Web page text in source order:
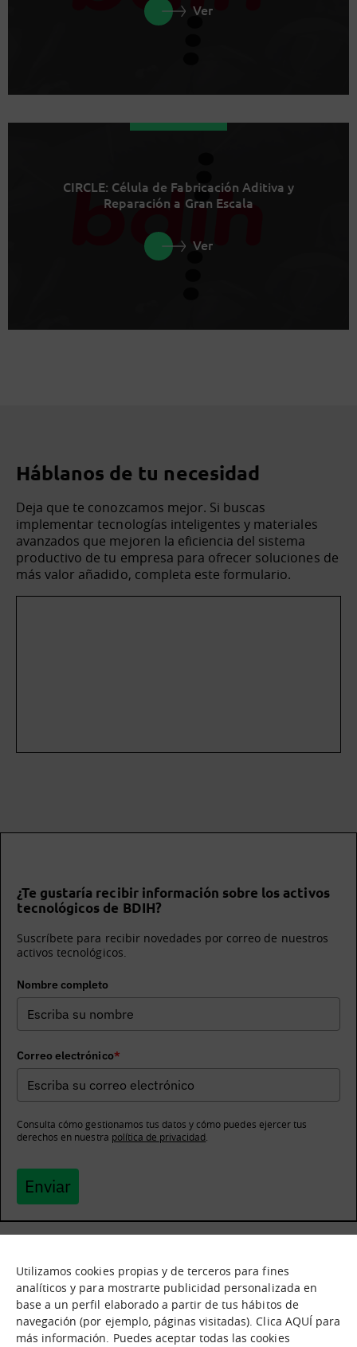
Utilizamos cookies propias y de terceros para fines
analíticos y para mostrarte publicidad personalizada en
base a un perfil elaborado a partir de tus hábitos de
navegación (por ejemplo, páginas visitadas). Clica AQUÍ para
más información. Puedes aceptar todas las cookies
Ver
CIRCLE: Célula de Fabricación Aditiva y
Reparación a Gran Escala
Ver
Háblanos de tu necesidad
Deja que te conozcamos mejor. Si buscas
implementar tecnologías inteligentes y materiales
avanzados que mejoren la eficiencia del sistema
productivo de tu empresa para ofrecer soluciones de
más valor añadido, completa este formulario.
¿Te gustaría recibir información sobre los activos
tecnológicos de BDIH?
Suscríbete para recibir novedades por correo de nuestros
activos tecnológicos.
Nombre completo
Correo electrónico*
Consulta cómo gestionamos tus datos y cómo puedes ejercer tus
derechos en nuestra política de privacidad.
Enviar
Qué es
Nodos
Nuestra oferta
Catálogo de activos
Jornadas de inmersión
Experiencias